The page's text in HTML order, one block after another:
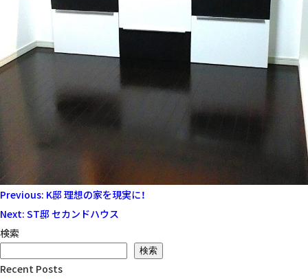
お問い合わせ
投
稿
ナ
ゲ
Previous: K邸 理想の家を現実に！
Next: ST邸 セカンドハウス
検索
検索
Recent Posts